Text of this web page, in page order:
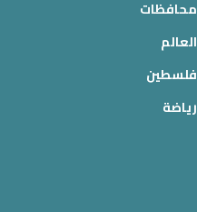
محافظات
العالم
فلسطين
رياضة